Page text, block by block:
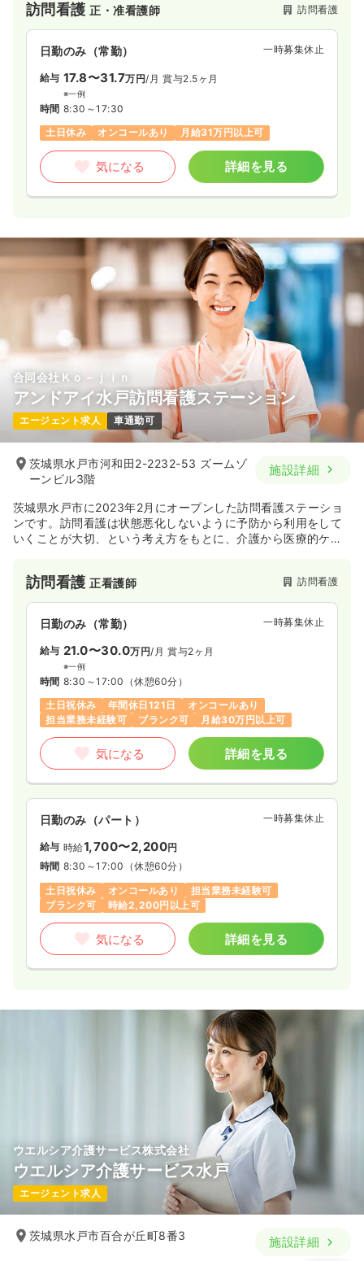
訪問看護正・准看護師 訪問看護
日勤のみ（常勤） 一時募集休止
給与 17.8〜31.7万円/月 賞与2.5ヶ月
※一例
時間 8:30～17:30
土日休み
オンコールあり 月給31万円以上可
気になる 詳細を見る
合同会社Ｋｏ－ｊｉｎ
アンドアイ水戸訪問看護ステーション
エージェント求人 車通勤可
茨城県水戸市河和田2-2232-53 ズームゾ
ーンビル3階
施設詳細
茨城県水戸市に2023年2月にオープンした訪問看護ステーショ
ンです。訪問看護は状態悪化しないように予防から利用をして
いくことが大切、という考え方をもとに、介護から医療的ケア
訪問看護正看護師 訪問看護
日勤のみ（常勤） 一時募集休止
給与 21.0〜30.0万円/月 賞与2ヶ月
※一例
時間 8:30～17:00 （休憩60分）
土日祝休み
年間休日121日
オンコールあり
担当業務未経験可
ブランク可 月給30万円以上可
気になる 詳細を見る
日勤のみ（パート） 一時募集休止
給与 時給1,700〜2,200円
時間 8:30～17:00 （休憩60分）
土日祝休み
オンコールあり
担当業務未経験可
ブランク可
時給2,200円以上可
気になる 詳細を見る
ウエルシア介護サービス株式会社
ウエルシア介護サービス水戸
エージェント求人
茨城県水戸市百合が丘町8番3 施設詳細